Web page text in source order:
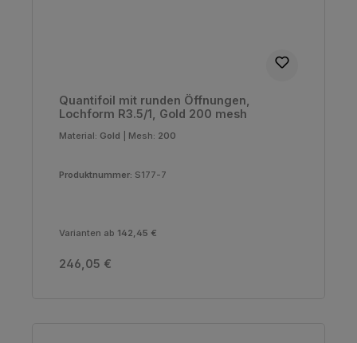
Quantifoil mit runden Öffnungen,
Lochform R3.5/1, Gold 200 mesh
Material: Gold Mesh: 200
Produktnummer: S177-7
Varianten ab 142,45 €
Regulärer Preis:
246,05 €